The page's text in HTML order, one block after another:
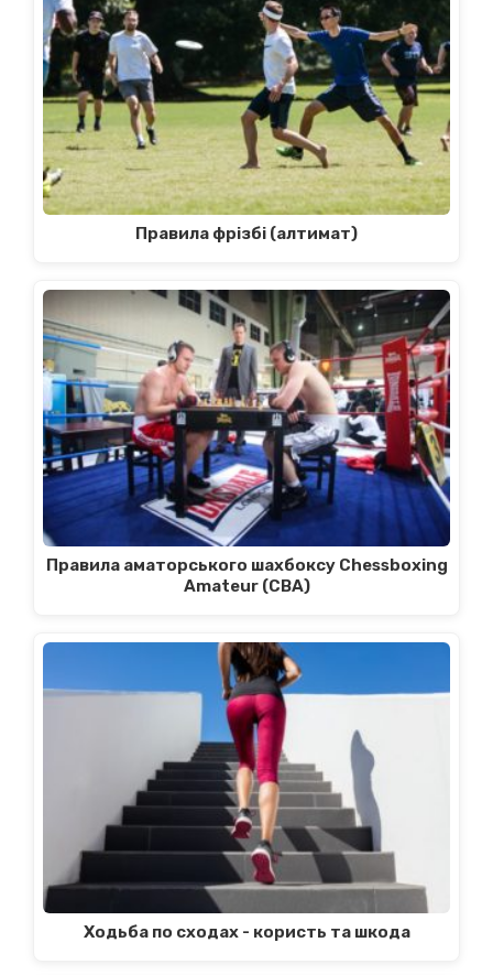
Правила фрізбі (алтимат)
Правила аматорського шахбоксу Chessboxing
Amateur (CBA)
Ходьба по сходах - користь та шкода